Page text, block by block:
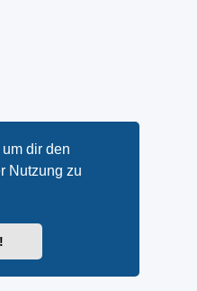
dir den
Nutzung zu